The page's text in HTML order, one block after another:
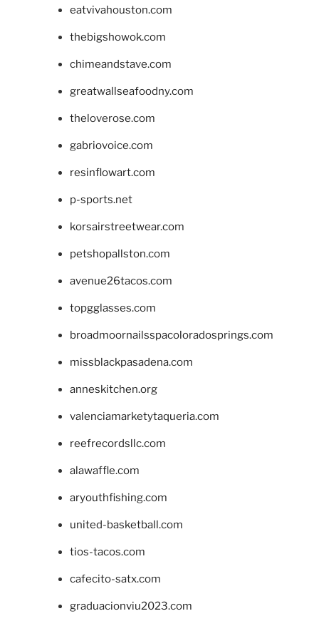
eatvivahouston.com
thebigshowok.com
chimeandstave.com
greatwallseafoodny.com
theloverose.com
gabriovoice.com
resinflowart.com
p-sports.net
korsairstreetwear.com
petshopallston.com
avenue26tacos.com
topgglasses.com
broadmoornailsspacoloradosprings.com
missblackpasadena.com
anneskitchen.org
valenciamarketytaqueria.com
reefrecordsllc.com
alawaffle.com
aryouthfishing.com
united-basketball.com
tios-tacos.com
cafecito-satx.com
graduacionviu2023.com